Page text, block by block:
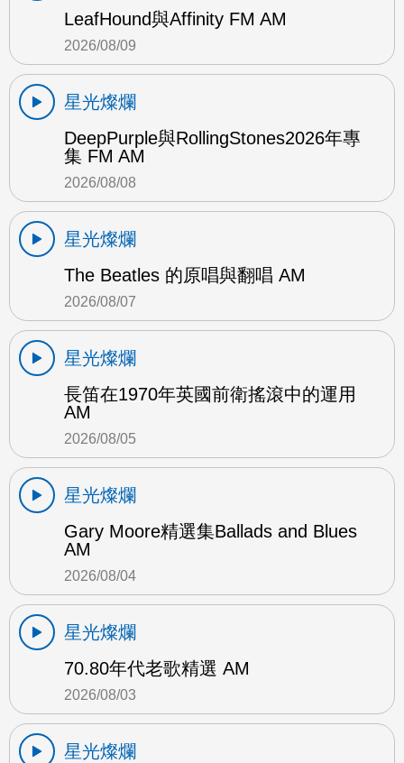
LeafHound與Affinity FM AM
2026/08/09
星光燦爛
DeepPurple與RollingStones2026年專
集 FM AM
2026/08/08
星光燦爛
The Beatles 的原唱與翻唱 AM
2026/08/07
星光燦爛
長笛在1970年英國前衛搖滾中的運用
AM
2026/08/05
星光燦爛
Gary Moore精選集Ballads and Blues
AM
2026/08/04
星光燦爛
70.80年代老歌精選 AM
2026/08/03
星光燦爛